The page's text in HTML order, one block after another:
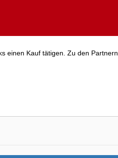
einen Kauf tätigen. Zu den Partnern